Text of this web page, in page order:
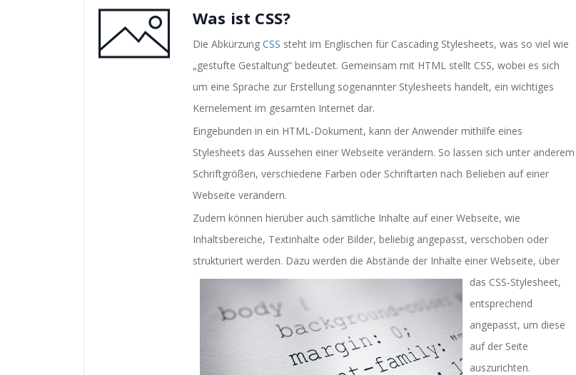
Was ist CSS?
Die Abkürzung CSS steht im Englischen für Cascading Stylesheets, was so viel wie
„gestufte Gestaltung“ bedeutet. Gemeinsam mit HTML stellt CSS, wobei es sich
um eine Sprache zur Erstellung sogenannter Stylesheets handelt, ein wichtiges
Kernelement im gesamten Internet dar.
Eingebunden in ein HTML-Dokument, kann der Anwender mithilfe eines
Stylesheets das Aussehen einer Webseite verändern. So lassen sich unter anderem
Schriftgrößen, verschiedene Farben oder Schriftarten nach Belieben auf einer
Webseite verändern.
Zudem können hierüber auch sämtliche Inhalte auf einer Webseite, wie
Inhaltsbereiche, Textinhalte oder Bilder, beliebig angepasst, verschoben oder
strukturiert werden. Dazu werden die Abstände der Inhalte einer Webseite, über
das CSS-Stylesheet,
entsprechend
angepasst, um diese
auf der Seite
auszurichten.